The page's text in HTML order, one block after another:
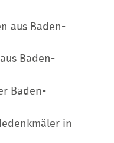
aus Baden-
Baden-
Baden-
in